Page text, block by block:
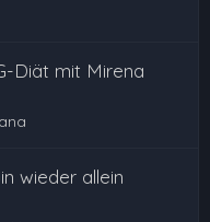
Diät mit Mirena
wieder allein